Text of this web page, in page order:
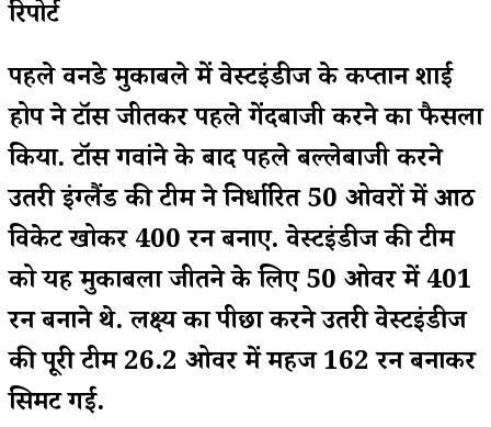
रिपोर्ट
पहले वनडे मुकाबले में वेस्टइंडीज के कप्तान शाई
होप ने टॉस जीतकर पहले गेंदबाजी करने का फैसला
किया. टॉस गवांने के बाद पहले बल्लेबाजी करने
उतरी इंग्लैंड की टीम ने निर्धारित 50 ओवरों में आठ
विकेट खोकर 400 रन बनाए. वेस्टइंडीज की टीम
को यह मुकाबला जीतने के लिए 50 ओवर में 401
रन बनाने थे. लक्ष्य का पीछा करने उतरी वेस्टइंडीज
की पूरी टीम 26.2 ओवर में महज 162 रन बनाकर
सिमट गई.